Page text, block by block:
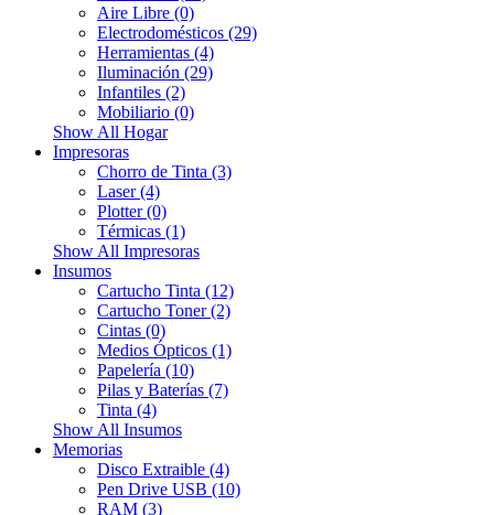
Aire Libre (0)
Electrodomésticos (29)
Herramientas (4)
Iluminación (29)
Infantiles (2)
Mobiliario (0)
Show All Hogar
Impresoras
Chorro de Tinta (3)
Laser (4)
Plotter (0)
Térmicas (1)
Show All Impresoras
Insumos
Cartucho Tinta (12)
Cartucho Toner (2)
Cintas (0)
Medios Ópticos (1)
Papelería (10)
Pilas y Baterías (7)
Tinta (4)
Show All Insumos
Memorias
Disco Extraible (4)
Pen Drive USB (10)
RAM (3)